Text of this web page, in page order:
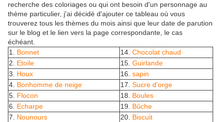
recherche des coloriages ou qui ont besoin d'un personnage au
thème particulier, j'ai décidé d'ajouter ce tableau où vous
trouverez tous les thèmes du mois ainsi que leur date de parution
sur le blog et le lien vers la page correspondante, le cas
échéant.
1. Bonnet 14. Chocolat chaud
2. Etoile 15. Guirlande
3. Houx 16. sapin
4. Bonhomme de neige 17. Sucre d'orge
5. Flocon 18. Boules
6. Echarpe 19. Bûche
7. Nounours 20. Biscuit